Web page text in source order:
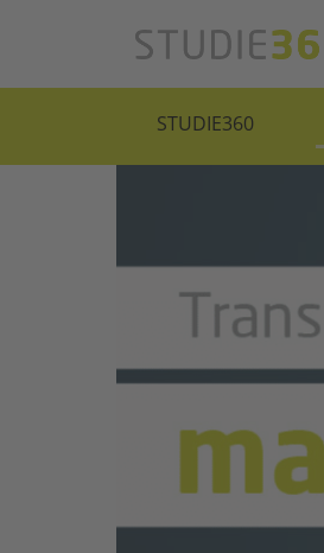
STUDIE360